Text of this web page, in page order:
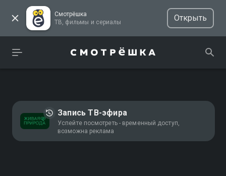
Смотрёшка
ТВ, фильмы и сериалы
Открыть
Запись ТВ-эфира
Успейте посмотреть - временный доступ,
возможна реклама